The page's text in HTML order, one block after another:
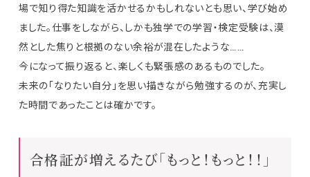
場で知り得た知識を活かせるかもしれないとも思い、学び始め
ました。仕事をしながら、しかも独学での学習・検定受験は、漠
然とした焦りと根拠のない余裕が混在したような……
今になって振り返ると、楽しくも緊張感のあるものでした。
未来の「なりたい自分」を思い描きながら勉強するのが、充実し
た時間であったことは確かです。
合格証が増えるたび「もっと！もっと！！」